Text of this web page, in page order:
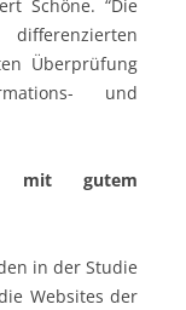
Schöne. “Die
Überprüfung
und
mit gutem
in der Studie
Websites der